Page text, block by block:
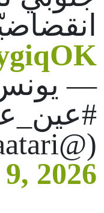
—
(@YounesZaatari)
2026